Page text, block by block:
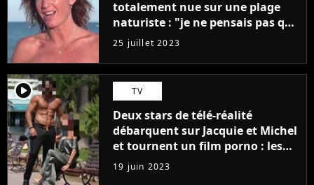
totalement nue sur une plage
naturiste : "je ne pensais pas que
j'arriverais à le faire..."
25 juillet 2023
player2 TV
Deux stars de télé-réalité
débarquent sur Jacquie et Michel
et tournent un film porno : les
premières images du tournage
(exclu)
19 juin 2023